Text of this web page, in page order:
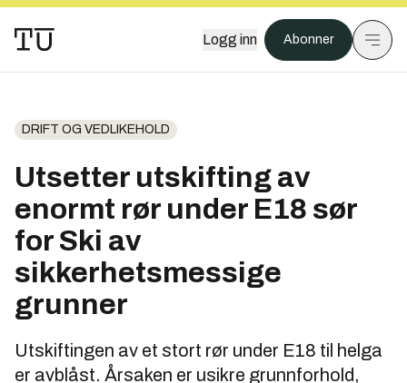
Logg inn Abonner
DRIFT OG VEDLIKEHOLD
Utsetter utskifting av
enormt rør under E18 sør
for Ski av
sikkerhetsmessige
grunner
Utskiftingen av et stort rør under E18 til helga
er avblåst. Årsaken er usikre grunnforhold,